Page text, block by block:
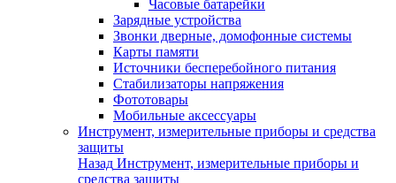
Часовые батарейки
Зарядные устройства
Звонки дверные, домофонные системы
Карты памяти
Источники бесперебойного питания
Стабилизаторы напряжения
Фототовары
Мобильные аксессуары
Инструмент, измерительные приборы и средства
защиты
Назад Инструмент, измерительные приборы и
средства защиты